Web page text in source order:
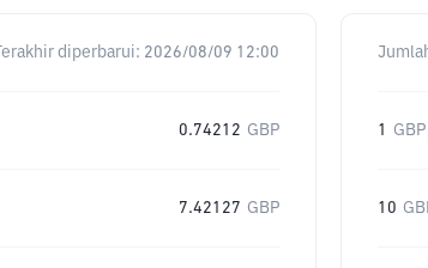
Terakhir diperbarui: 2026/08/09 12:00
0.74212 GBP
7.42127 GBP
1 GBP
10